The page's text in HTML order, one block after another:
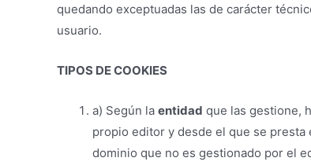
quedando exceptuadas las de carácter
usuario.
TIPOS DE COOKIES
a) Según la entidad que las gestione,
propio editor y desde el que se
dominio que no es gestionado por el